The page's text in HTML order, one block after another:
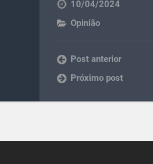
10/04/2024
Opinião
Post anterior
Próximo post